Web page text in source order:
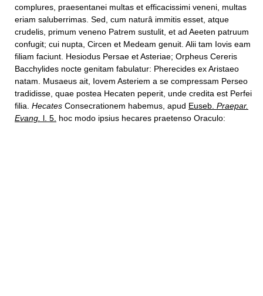
complures, praesentanei multas et efficacissimi veneni, multas
eriam saluberrimas. Sed, cum naturâ immitis esset, atque
crudelis, primum veneno Patrem sustulit, et ad Aeeten patruum
confugit; cui nupta, Circen et Medeam genuit. Alii tam Iovis eam
filiam faciunt. Hesiodus Persae et Asteriae; Orpheus Cereris
Bacchylides nocte genitam fabulatur: Pherecides ex Aristaeo
natam. Musaeus ait, Iovem Asteriem a se compressam Perseo
tradidisse, quae postea Hecaten peperit, unde credita est Perfei
filia. Hecates Consecrationem habemus, apud Euseb. Praepar.
Evang. l. 5. hoc modo ipsius hecares praetenso Oraculo: